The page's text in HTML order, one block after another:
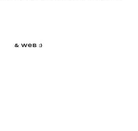
& Web :)